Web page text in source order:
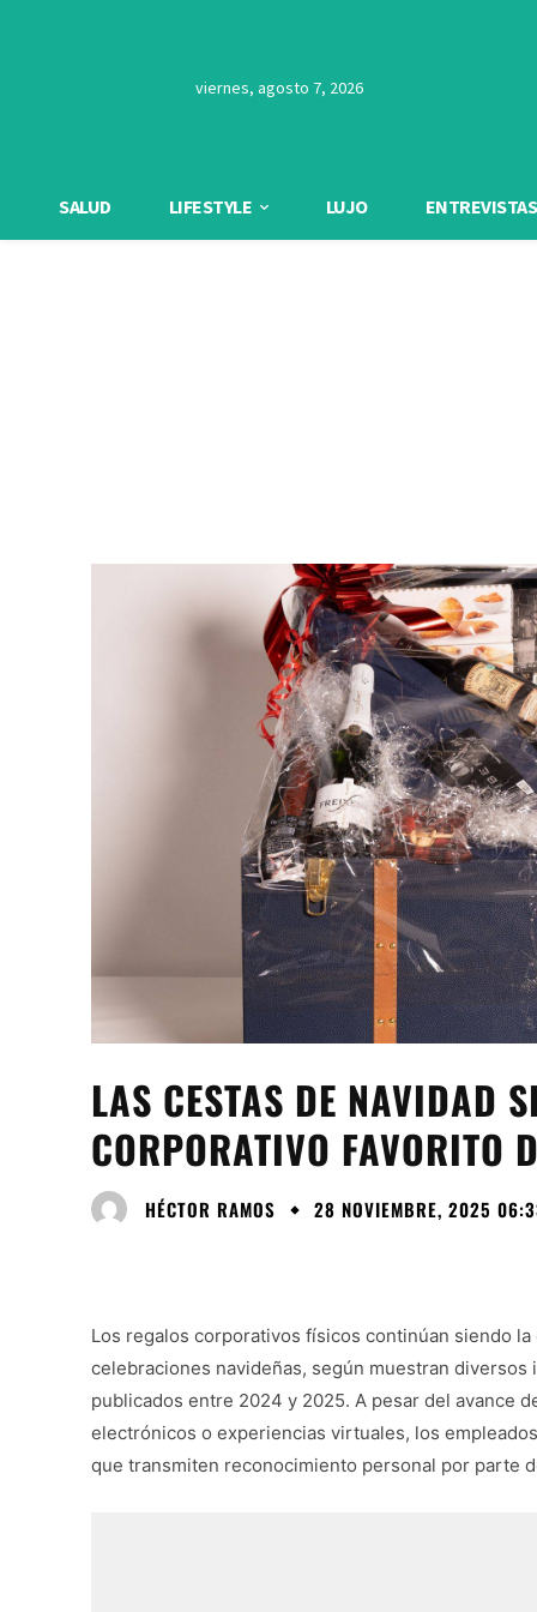
viernes, agosto 7, 2026
SALUD LIFESTYLE LUJO ENTREVISTAS
LAS CESTAS DE NAVIDAD
CORPORATIVO FAVORITO
HÉCTOR RAMOS 28 NOVIEMBRE, 2025
Los regalos corporativos físicos continúan siendo
celebraciones navideñas, según muestran
publicados entre 2024 y 2025. A pesar del avance
electrónicos o experiencias virtuales, los
que transmiten reconocimiento personal por parte